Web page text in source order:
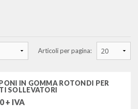
auto e trasporto leggero
moto
Articoli per pagina:
IN GOMMA ROTONDI PER
SOLLEVATORI
+ IVA